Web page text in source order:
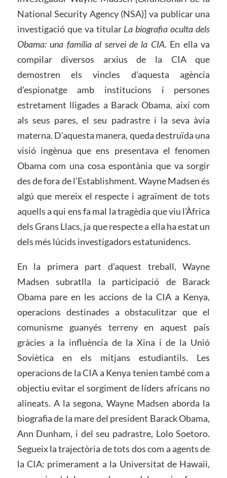
National Security Agency (NSA)] va publicar una
investigació que va titular La biografia oculta dels
Obama: una família al servei de la CIA. En ella va
compilar diversos arxius de la CIA que
demostren els vincles d’aquesta agència
d’espionatge amb institucions i persones
estretament lligades a Barack Obama, així com
als seus pares, el seu padrastre i la seva àvia
materna. D’aquesta manera, queda destruïda una
visió ingènua que ens presentava el fenomen
Obama com una cosa espontània que va sorgir
des de fora de l’Establishment. Wayne Madsen és
algú que mereix el respecte i agraïment de tots
aquells a qui ens fa mal la tragèdia que viu l’Àfrica
dels Grans Llacs, ja que respecte a ella ha estat un
dels més lúcids investigadors estatunidencs.
En la primera part d’aquest treball, Wayne
Madsen subratlla la participació de Barack
Obama pare en les accions de la CIA a Kenya,
operacions destinades a obstaculitzar que el
comunisme guanyés terreny en aquest país
gràcies a la influència de la Xina i de la Unió
Soviètica en els mitjans estudiantils. Les
operacions de la CIA a Kenya tenien també com a
objectiu evitar el sorgiment de líders africans no
alineats. A la segona, Wayne Madsen aborda la
biografia de la mare del president Barack Obama,
Ann Dunham, i del seu padrastre, Lolo Soetoro.
Segueix la trajectòria de tots dos com a agents de
la CIA: primerament a la Universitat de Hawaii,